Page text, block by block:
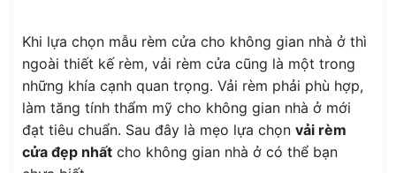
Khi lựa chọn mẫu rèm cửa cho không gian nhà ở thì
ngoài thiết kế rèm, vải rèm cửa cũng là một trong
những khía cạnh quan trọng. Vải rèm phải phù hợp,
làm tăng tính thẩm mỹ cho không gian nhà ở mới
đạt tiêu chuẩn. Sau đây là mẹo lựa chọn vải rèm
cửa đẹp nhất cho không gian nhà ở có thể bạn